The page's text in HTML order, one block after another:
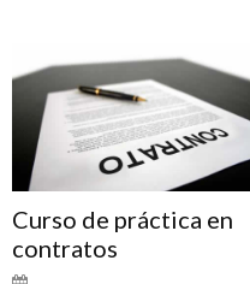
Curso de práctica en
contratos